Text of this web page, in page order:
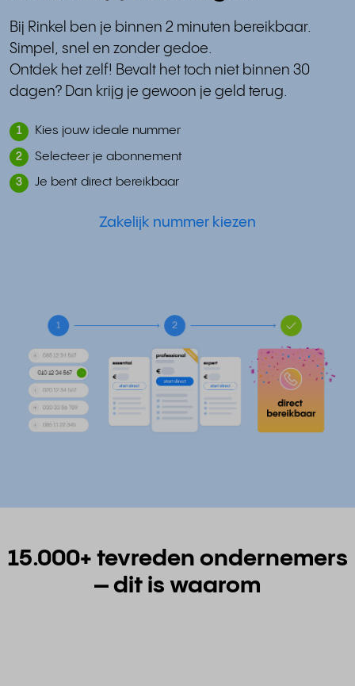
Bij Rinkel ben je binnen 2 minuten bereikbaar.
Simpel, snel en zonder gedoe.
Ontdek het zelf! Bevalt het toch niet binnen 30
dagen? Dan krijg je gewoon je geld terug.
1 Kies jouw ideale nummer
2 Selecteer je abonnement
3 Je bent direct bereikbaar
Zakelijk nummer kiezen
15.000+ tevreden ondernemers
– dit is waarom